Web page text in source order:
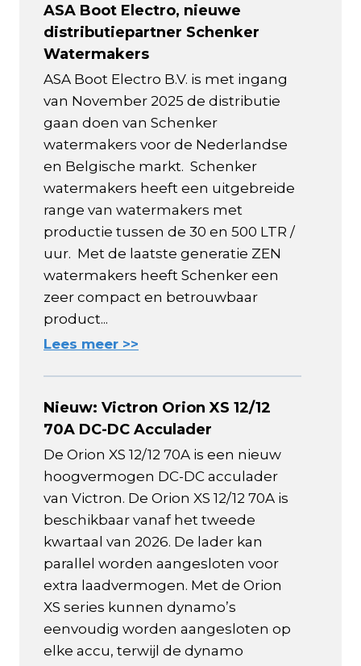
ASA Boot Electro, nieuwe
distributiepartner Schenker
Watermakers
ASA Boot Electro B.V. is met ingang
van November 2025 de distributie
gaan doen van Schenker
watermakers voor de Nederlandse
en Belgische markt. Schenker
watermakers heeft een uitgebreide
range van watermakers met
productie tussen de 30 en 500 LTR /
uur. Met de laatste generatie ZEN
watermakers heeft Schenker een
zeer compact en betrouwbaar
product...
Lees meer >>
Nieuw: Victron Orion XS 12/12
70A DC-DC Acculader
De Orion XS 12/12 70A is een nieuw
hoogvermogen DC-DC acculader
van Victron. De Orion XS 12/12 70A is
beschikbaar vanaf het tweede
kwartaal van 2026. De lader kan
parallel worden aangesloten voor
extra laadvermogen. Met de Orion
XS series kunnen dynamo’s
eenvoudig worden aangesloten op
elke accu, terwijl de dynamo